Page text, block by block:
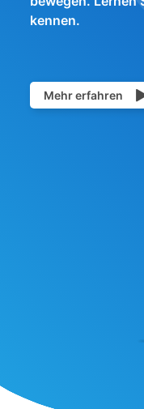
kennen.
Mehr erfahren